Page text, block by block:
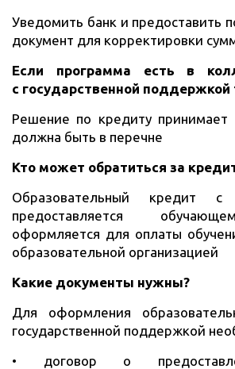
Уведомить банк и предоставить
документ для корректировки
Если программа есть в
с государственной поддержкой
Решение по кредиту принимает
должна быть в перечне
Кто может обратиться за
Образовательный кредит с
предоставляется
оформляется для оплаты
образовательной организацией
Какие документы нужны?
Для оформления
государственной поддержкой
• договор о